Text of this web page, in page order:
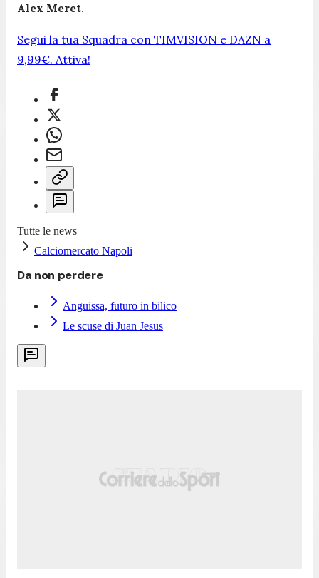
Alex Meret.
Segui la tua Squadra con TIMVISION e DAZN a
9,99€. Attiva!
Tutte le news
Calciomercato Napoli
Da non perdere
Anguissa, futuro in bilico
Le scuse di Juan Jesus